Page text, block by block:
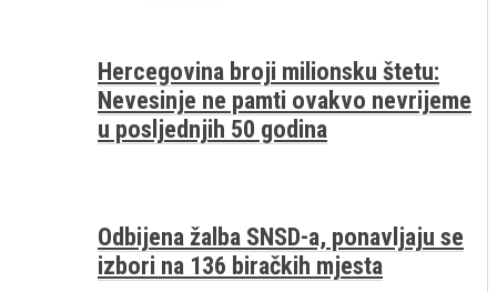
Hercegovina broji milionsku štetu:
Nevesinje ne pamti ovakvo nevrijeme
u posljednjih 50 godina
Odbijena žalba SNSD-a, ponavljaju se
izbori na 136 biračkih mjesta